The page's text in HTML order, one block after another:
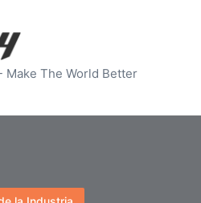
Make The World Better